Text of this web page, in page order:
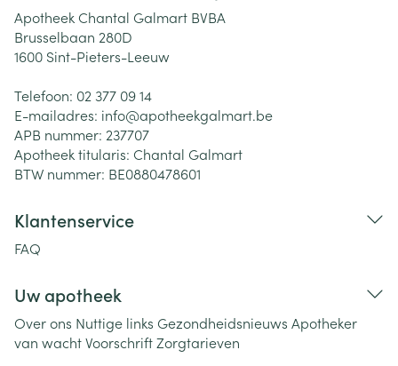
Apotheek Chantal Galmart BVBA
Brusselbaan 280D
1600 Sint-Pieters-Leeuw
Telefoon: 02 377 09 14
E-mailadres: info@apotheekgalmart.be
APB nummer: 237707
Apotheek titularis: Chantal Galmart
BTW nummer: BE0880478601
Klantenservice
FAQ
Uw apotheek
Over ons Nuttige links Gezondheidsnieuws Apotheker
van wachtVoorschriftZorgtarieven